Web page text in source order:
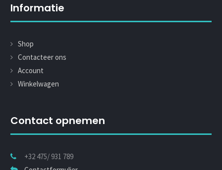
Informatie
Shop
Contacteer ons
Account
Winkelwagen
Contact opnemen
+32 475/ 931 789